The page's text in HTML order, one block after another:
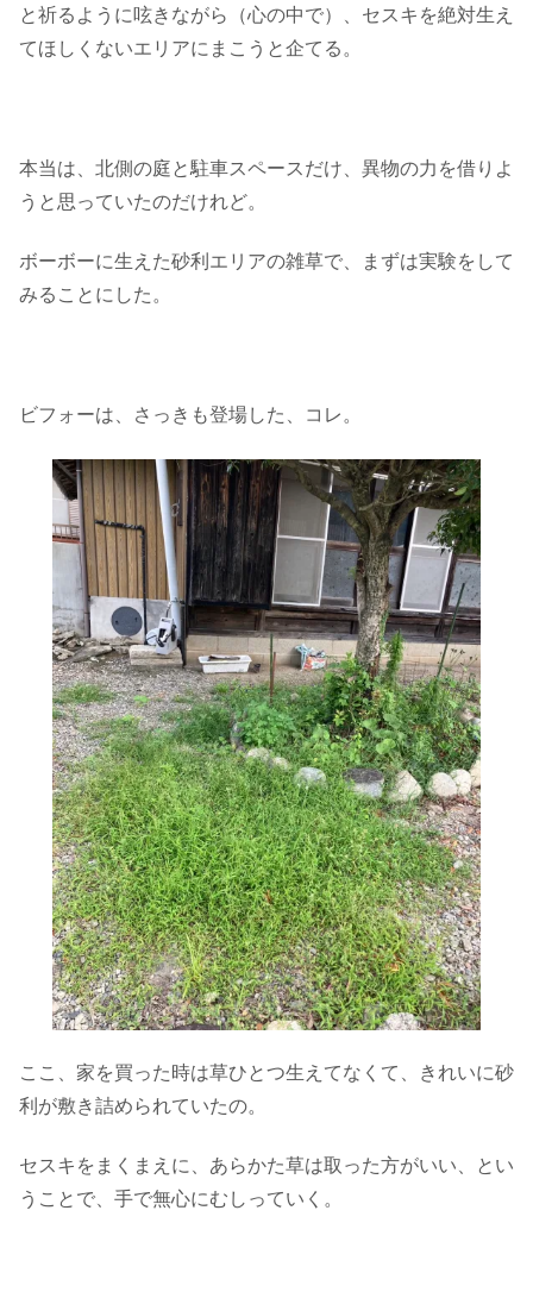
と祈るように呟きながら（心の中で）、セスキを絶対生え
てほしくないエリアにまこうと企てる。
本当は、北側の庭と駐車スペースだけ、異物の力を借りよ
うと思っていたのだけれど。
ボーボーに生えた砂利エリアの雑草で、まずは実験をして
みることにした。
ビフォーは、さっきも登場した、コレ。
ここ、家を買った時は草ひとつ生えてなくて、きれいに砂
利が敷き詰められていたの。
セスキをまくまえに、あらかた草は取った方がいい、とい
うことで、手で無心にむしっていく。